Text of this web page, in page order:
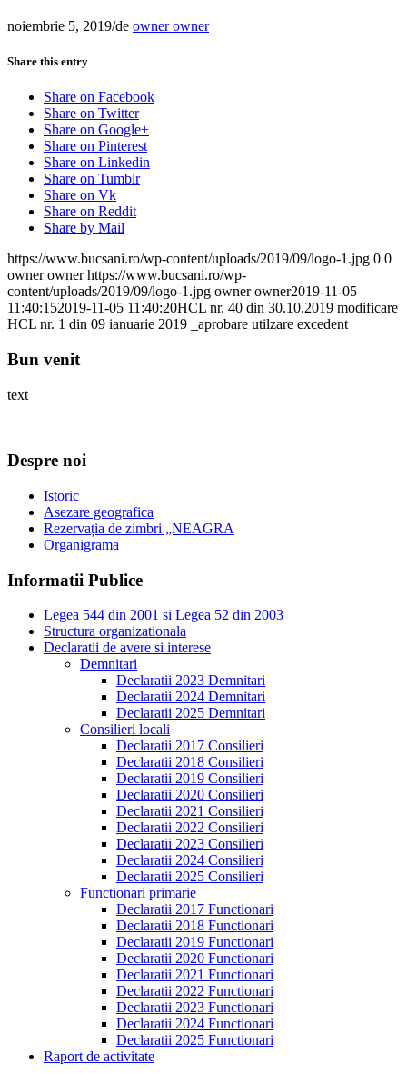
noiembrie 5, 2019/de owner owner
Share this entry
Share on Facebook
Share on Twitter
Share on Google+
Share on Pinterest
Share on Linkedin
Share on Tumblr
Share on Vk
Share on Reddit
Share by Mail
https://www.bucsani.ro/wp-content/uploads/2019/09/logo-1.jpg 0 0
owner owner https://www.bucsani.ro/wp-
content/uploads/2019/09/logo-1.jpg owner owner2019-11-05
11:40:152019-11-05 11:40:20HCL nr. 40 din 30.10.2019 modificare
HCL nr. 1 din 09 ianuarie 2019 _aprobare utilzare excedent
Bun venit
text
Despre noi
Istoric
Asezare geografica
Rezervația de zimbri „NEAGRA
Organigrama
Informatii Publice
Legea 544 din 2001 si Legea 52 din 2003
Structura organizationala
Declaratii de avere si interese
Demnitari
Declaratii 2023 Demnitari
Declaratii 2024 Demnitari
Declaratii 2025 Demnitari
Consilieri locali
Declaratii 2017 Consilieri
Declaratii 2018 Consilieri
Declaratii 2019 Consilieri
Declaratii 2020 Consilieri
Declaratii 2021 Consilieri
Declaratii 2022 Consilieri
Declaratii 2023 Consilieri
Declaratii 2024 Consilieri
Declaratii 2025 Consilieri
Functionari primarie
Declaratii 2017 Functionari
Declaratii 2018 Functionari
Declaratii 2019 Functionari
Declaratii 2020 Functionari
Declaratii 2021 Functionari
Declaratii 2022 Functionari
Declaratii 2023 Functionari
Declaratii 2024 Functionari
Declaratii 2025 Functionari
Raport de activitate